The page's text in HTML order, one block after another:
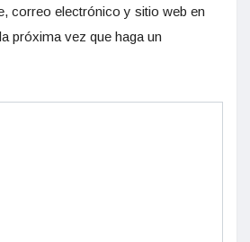
correo electrónico y sitio web en
próxima vez que haga un